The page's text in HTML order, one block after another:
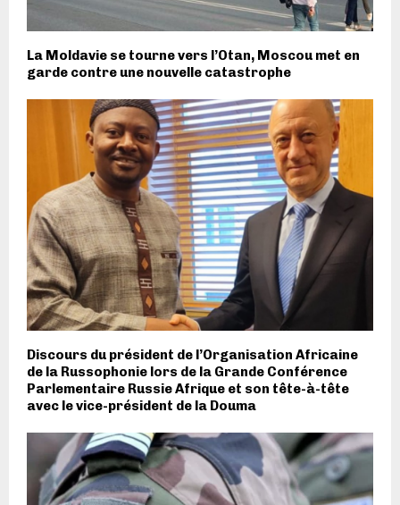
La Moldavie se tourne vers l’Otan, Moscou met en
garde contre une nouvelle catastrophe
Discours du président de l’Organisation Africaine
de la Russophonie lors de la Grande Conférence
Parlementaire Russie Afrique et son tête-à-tête
avec le vice-président de la Douma